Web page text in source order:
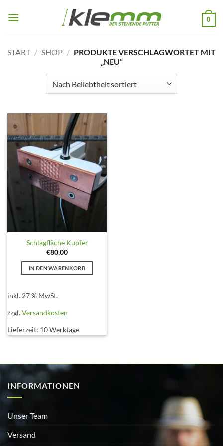
Inhalt
0
START / SHOP / PRODUKTE VERSCHLAGWORTET MIT
„NEU“
Schlagfläche Kupfer
€80,00
IN DEN WARENKORB
inkl. 27 % MwSt.
zzgl.Versandkosten
Lieferzeit: 10 Werktage
INFORMATIONEN
Unser Team
Versand